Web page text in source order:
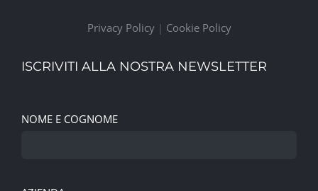
Privacy Policy| Cookie Policy
ISCRIVITI ALLA NOSTRA NEWSLETTER
NOME E COGNOME